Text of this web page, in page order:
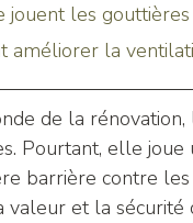
jouent les
améliorer la
de la
Pourtant, elle
barrière contre
valeur et la